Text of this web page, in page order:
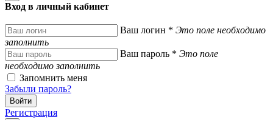
Вход в личный кабинет
Ваш логин * Это поле необходимо
заполнить
Ваш пароль * Это поле
необходимо заполнить
Запомнить меня
Забыли пароль?
Регистрация